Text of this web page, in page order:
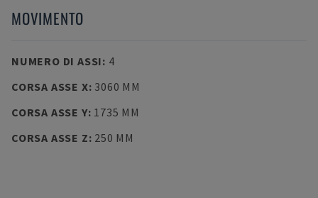
MOVIMENTO
NUMERO DI ASSI: 4
CORSA ASSE X: 3060 MM
CORSA ASSE Y: 1735 MM
CORSA ASSE Z: 250 MM